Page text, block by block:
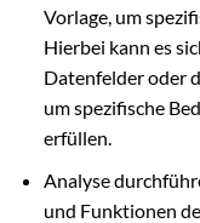
Vorlage, um
Hierbei kann es
Datenfelder oder
um spezifische
erfüllen.
Analyse
und Funktionen